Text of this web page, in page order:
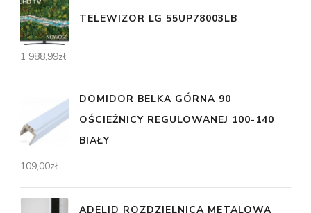
TELEWIZOR LG 55UP78003LB
1 988,99zł
DOMIDOR BELKA GÓRNA 90
OŚCIEŻNICY REGULOWANEJ 100-140
BIAŁY
109,00zł
ADELID ROZDZIELNICA METALOWA